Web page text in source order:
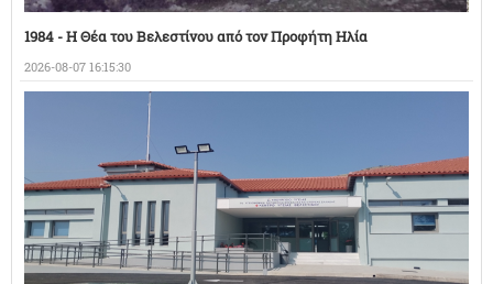
1984 - Η Θέα του Βελεστίνου από τον Προφήτη Ηλία
2026-08-07 16:15:30